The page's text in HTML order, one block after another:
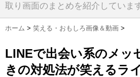
取り画面のまとめを紹介していま
ホーム > 笑える・おもしろ画像＆動画 >
LINEで出会い系のメッ
きの対処法が笑えるラ